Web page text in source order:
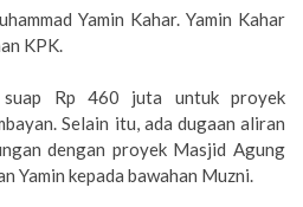
Yamin Kahar. Yamin Kahar
KPK.
suap Rp 460 juta untuk proyek
Selain itu, ada dugaan aliran
dengan proyek Masjid Agung
Yamin kepada bawahan Muzni.